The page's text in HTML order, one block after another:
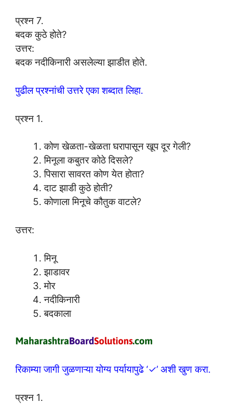
प्रश्न 7.
बदक कुठे होते?
उत्तर:
बदक नदीकिनारी असलेल्या झाडीत होते.
पुढील प्रश्नांची उत्तरे एका शब्दात लिहा.
प्रश्न 1.
कोण खेळता-खेळता घरापासून खूप दूर गेली?
मिनूला कबुतर कोठे दिसले?
पिसारा सावरत कोण येत होता?
दाट झाडी कुठे होती?
कोणाला मिनूचे कौतुक वाटले?
उत्तर:
मिनू
झाडावर
मोर
नदीकिनारी
बदकाला
रिकाम्या जागी जुळणाऱ्या योग्य पर्यायापुढे ‘✓’ अशी खुण करा.
प्रश्न 1.